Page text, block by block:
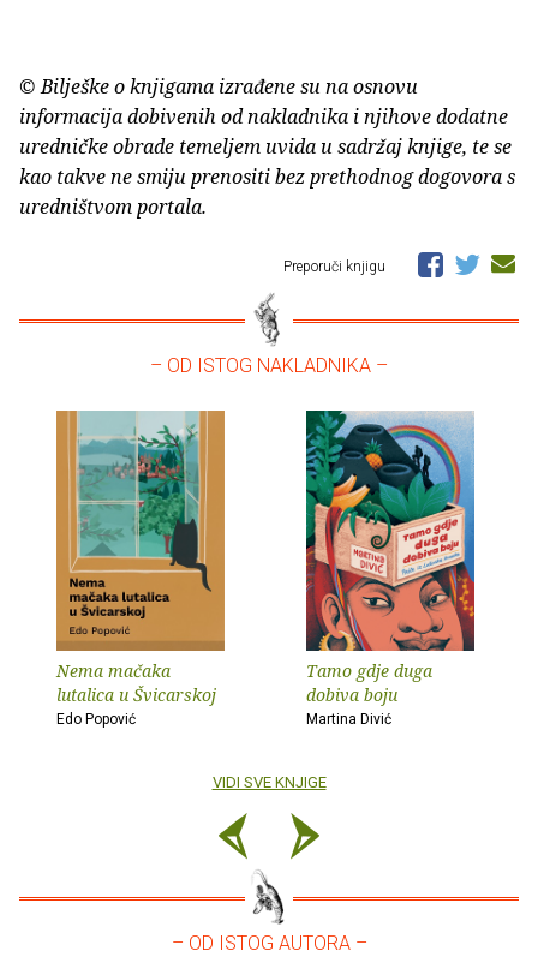
© Bilješke o knjigama izrađene su na osnovu
informacija dobivenih od nakladnika i njihove dodatne
uredničke obrade temeljem uvida u sadržaj knjige, te se
kao takve ne smiju prenositi bez prethodnog dogovora s
uredništvom portala.
Preporuči knjigu
– OD ISTOG NAKLADNIKA –
Nema mačaka
lutalica u Švicarskoj
Edo Popović
Tamo gdje duga
dobiva boju
Martina Divić
VIDI SVE KNJIGE
– OD ISTOG AUTORA –